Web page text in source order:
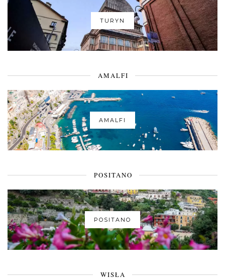
TURYN
AMALFI
AMALFI
POSITANO
POSITANO
WISŁA